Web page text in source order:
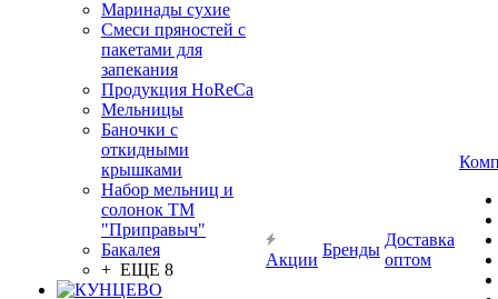
Маринады сухие
Смеси пряностей с
пакетами для
запекания
Продукция HoReCa
Мельницы
Баночки с
откидными
крышками
Набор мельниц и
солонок ТМ
"Приправыч"
Бакалея
+ ЕЩЕ 8
Акции
Бренды
Доставка
оптом